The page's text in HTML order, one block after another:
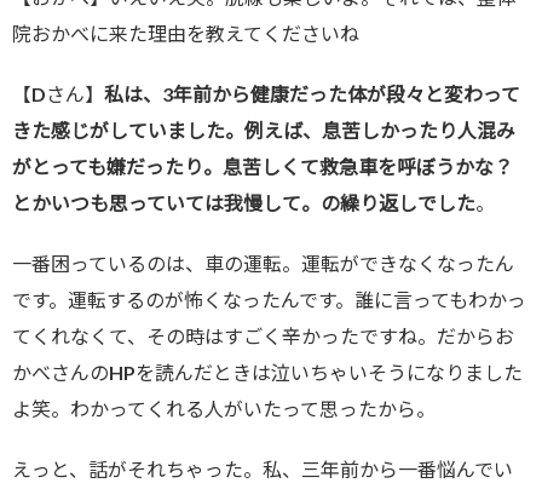
院おかべに来た理由を教えてくださいね
【Dさん】 私は、3年前から健康だった体が段々と変わって
きた感じがしていました。例えば、息苦しかったり人混み
がとっても嫌だったり。息苦しくて救急車を呼ぼうかな？
とかいつも思っていては我慢して。の繰り返しでした。
一番困っているのは、車の運転。運転ができなくなったん
です。運転するのが怖くなったんです。誰に言ってもわかっ
てくれなくて、その時はすごく辛かったですね。だからお
かべさんのHPを読んだときは泣いちゃいそうになりました
よ笑。わかってくれる人がいたって思ったから。
えっと、話がそれちゃった。私、三年前から一番悩んでい